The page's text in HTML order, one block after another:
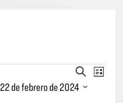
Eventos
Búsqueda
Buscar
Lista
22 de febrero de 2024